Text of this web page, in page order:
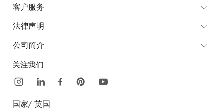
客户服务
法律声明
公司简介
关注我们
国家/ 英国